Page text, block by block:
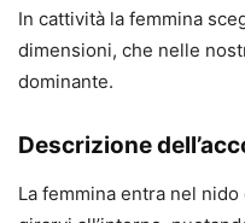
In cattività la femmina
dimensioni, che nelle
dominante.
Descrizione
La femmina entra nel